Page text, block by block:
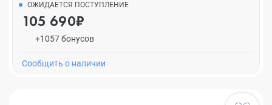
ОЖИДАЕТСЯ ПОСТУПЛЕНИЕ
105 690₽
+1057 бонусов
Cообщить о наличии